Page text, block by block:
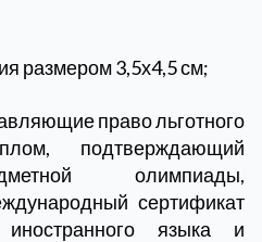
размером 3,5х4,5 см;
право льготного
подтверждающий
олимпиады,
сертификат
языка и